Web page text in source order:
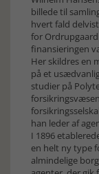
billede til
hvert fald
for
finansieringen
Her skildres en
på et
studier på
han leder af
I 1896
en helt ny type
almindelige